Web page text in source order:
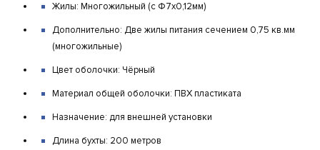
Жилы: Многожильный (с Ф7х0,12мм)
Дополнительно: Две жилы питания сечением 0,75 кв.мм
(многожильные)
Цвет оболочки: Чёрный
Материал общей оболочки: ПВХ пластиката
Назначение: для внешней установки
Длина бухты: 200 метров